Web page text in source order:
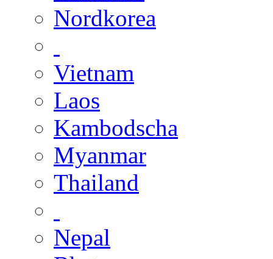
Nordkorea
Vietnam
Laos
Kambodscha
Myanmar
Thailand
Nepal